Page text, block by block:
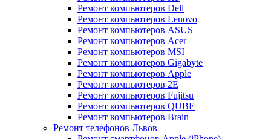
Ремонт компьютеров Dell
Ремонт компьютеров Lenovo
Ремонт компьютеров ASUS
Ремонт компьютеров Acer
Ремонт компьютеров MSI
Ремонт компьютеров Gigabyte
Ремонт компьютеров Apple
Ремонт компьютеров 2E
Ремонт компьютеров Fujitsu
Ремонт компьютеров QUBE
Ремонт компьютеров Brain
Ремонт телефонов Львов